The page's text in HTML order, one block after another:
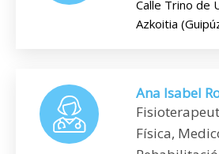
Calle Trino de
Azkoitia
Ana Isabel
Física,